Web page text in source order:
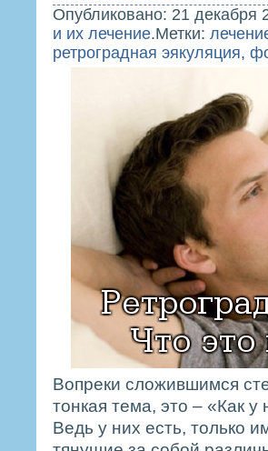
Опубликовано: 21 декабря
и их лечение.Метки:
ретроградная эякуляция,
Вопреки сложившимся
тонкая тема, это – «Как
Ведь у них есть, только